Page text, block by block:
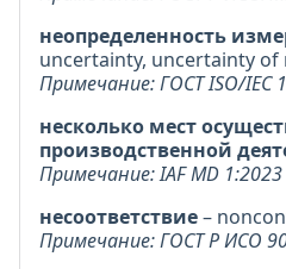
неопределенность
uncertainty, uncertainty of
Примечание: ГОСТ ISO/IEC
несколько мест
производственной
Примечание: IAF MD 1:2023
несоответствие–
Примечание: ГОСТ Р ИСО